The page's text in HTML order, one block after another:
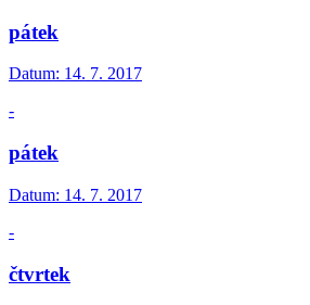
pátek
Datum: 14. 7. 2017
-
pátek
Datum: 14. 7. 2017
-
čtvrtek